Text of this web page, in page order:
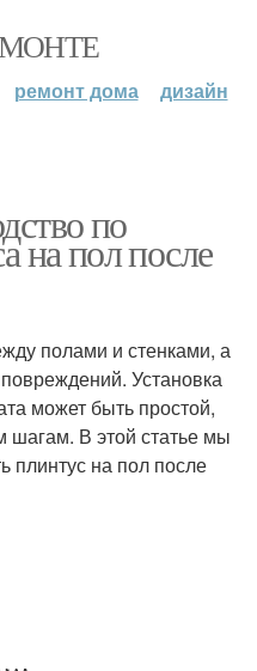
ремонт дома дизайн
по
на пол после
полами и стенками, а
Установка
может быть простой,
шагам. В этой статье мы
плинтус на пол после